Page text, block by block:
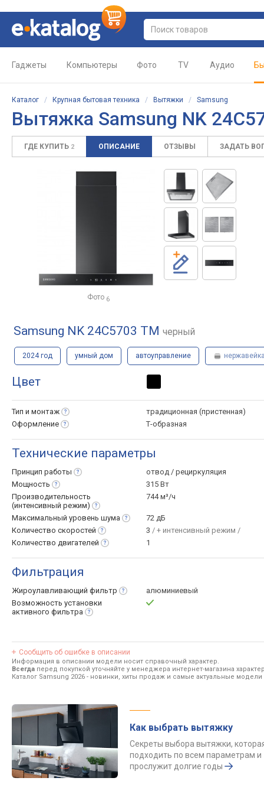
Гаджеты Компьютеры Фото TV Аудио
Каталог / Крупная бытовая техника / Вытяжки / Samsung
Вытяжка Samsung NK
ГДЕ КУПИТЬ 2 ОПИСАНИЕ ОТЗЫВЫ ЗАДАТЬ
Фото 6
Samsung NK 24C5703 TM черный
2024 год умный дом автоуправление нержавейка
Цвет
Тип и монтаж
традиционная (пристенная)
Оформление
Т-образная
Технические параметры
Принцип работы
отвод / рециркуляция
Мощность
315 Вт
Производительность
(интенсивный режим)
744 м³/ч
Максимальный уровень шума
72 дБ
Количество скоростей 3 / + интенсивный режим /
Количество двигателей 1
Фильтрация
Жироулавливающий фильтр
алюминиевый
Возможность установки
активного фильтра
Сообщить об ошибке в описании
Информация в описании модели носит справочный характер.
Всегда перед покупкой уточняйте у менеджера интернет-магазина
Каталог Samsung 2026 - новинки, хиты продаж и самые актуальные модели
Как выбрать вытяжку
Секреты выбора вытяжки,
подходить по всем параметрам и
прослужит долгие годы